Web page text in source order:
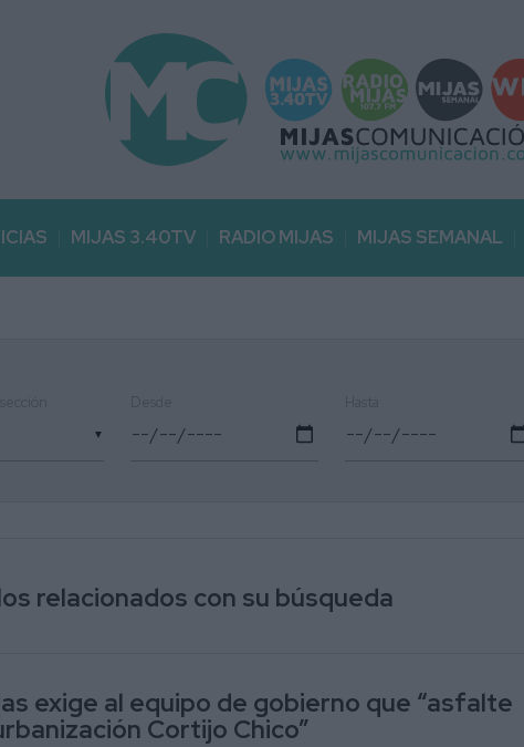
MIJAS 3.40TV RADIO MIJAS MIJAS SEMANAL
▼
relacionados con su búsqueda
exige al equipo de gobierno que “asfalte
Cortijo Chico”